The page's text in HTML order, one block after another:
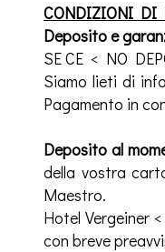
CONDIZIONI DI
Deposito e
SE CE < NO
Siamo lieti di
Pagamento in
Deposito al
della vostra
Maestro.
Hotel Vergeiner
con breve